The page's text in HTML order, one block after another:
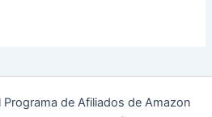
de Afiliados de Amazon